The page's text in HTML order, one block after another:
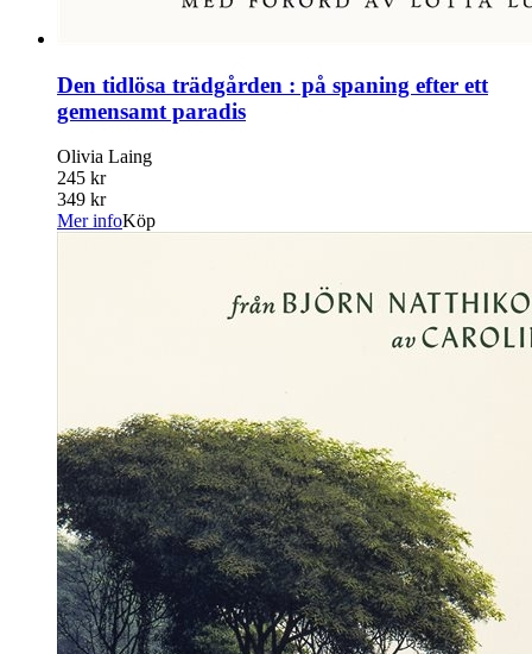
Den tidlösa trädgården : på spaning efter ett
gemensamt paradis
Olivia Laing
245 kr
349 kr
Mer infoKöp